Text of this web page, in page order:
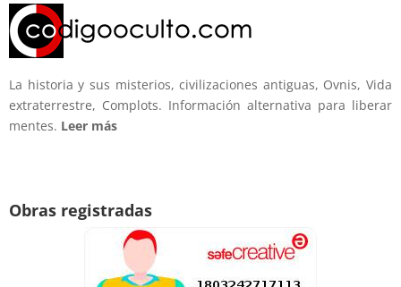
La historia y sus misterios, civilizaciones antiguas, Ovnis, Vida
extraterrestre, Complots. Información alternativa para liberar
mentes. Leer más
Obras registradas